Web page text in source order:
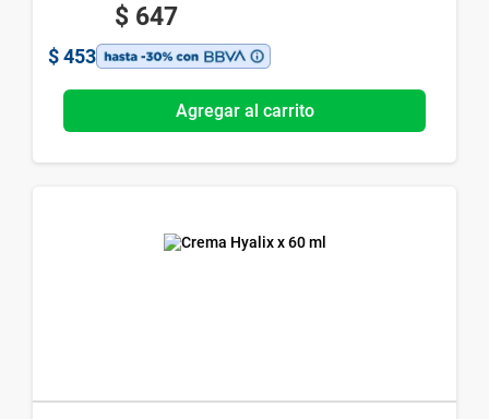
$ 647
$ 453
Agregar al carrito